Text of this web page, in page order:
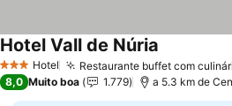
3 EstrelasHotel Restaurante buffet com
Hotel Vall de Núria
8,0 Muito boa 1.779 a 5.3 km de